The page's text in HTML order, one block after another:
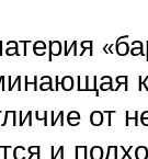
от
и